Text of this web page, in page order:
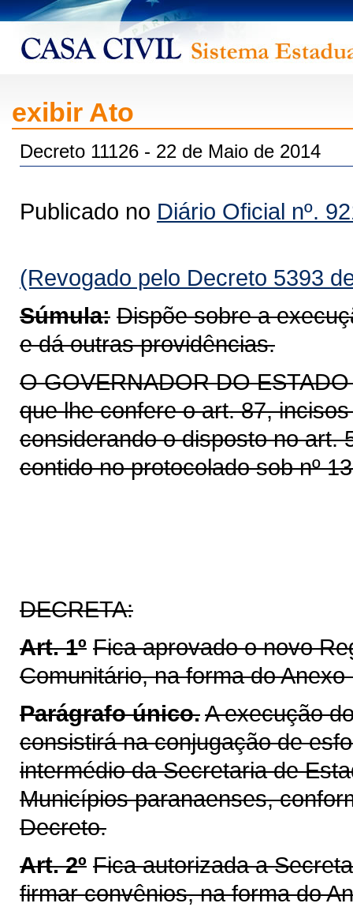
exibir Ato
Decreto 11126 - 22 de Maio de 2014
Publicado no Diário Oficial nº.
(Revogado pelo Decreto 5393
Súmula: Dispõe sobre a
e dá outras providências.
O GOVERNADOR DO
que lhe confere o art. 87,
considerando o disposto no art.
contido no protocolado sob nº
DECRETA:
Art. 1º Fica aprovado o novo
Comunitário, na forma do
Parágrafo único.A execução
consistirá na conjugação de
intermédio da Secretaria de
Municípios paranaenses,
Decreto.
Art. 2º Fica autorizada a
firmar convênios, na forma do